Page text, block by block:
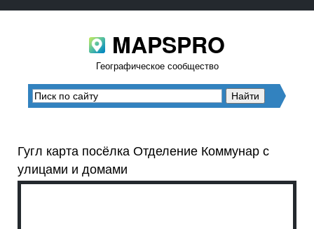
MAPSPRO
Географическое сообщество
Гугл карта посёлка Отделение Коммунар с
улицами и домами